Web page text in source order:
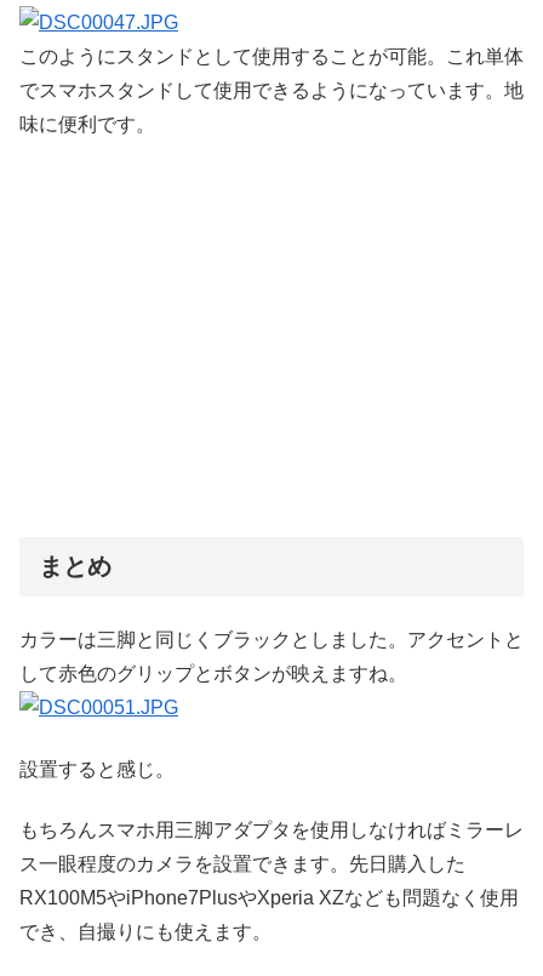
このようにスタンドとして使用することが可能。これ単体
でスマホスタンドして使用できるようになっています。地
味に便利です。
まとめ
カラーは三脚と同じくブラックとしました。アクセントと
して赤色のグリップとボタンが映えますね。
設置すると感じ。
もちろんスマホ用三脚アダプタを使用しなければミラーレ
ス一眼程度のカメラを設置できます。先日購入した
RX100M5やiPhone7PlusやXperia XZなども問題なく使用
でき、自撮りにも使えます。